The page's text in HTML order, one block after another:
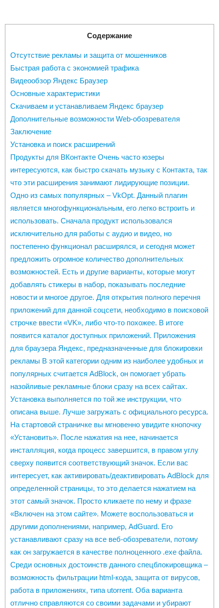
Содержание
Отсутствие рекламы и защита от мошенников
Быстрая работа с экономией трафика
Видеообзор Яндекс Браузер
Основные характеристики
Скачиваем и устанавливаем Яндекс браузер
Дополнительные возможности Web-обозревателя
Заключение
Установка и поиск расширений
Продукты для ВКонтакте Очень часто юзеры
интересуются, как быстро скачать музыку с Контакта, так
что эти расширения занимают лидирующие позиции.
Одно из самых популярных – VkOpt. Данный плагин
является многофункциональным, его легко встроить и
использовать. Сначала продукт использовался
исключительно для работы с аудио и видео, но
постепенно функционал расширялся, и сегодня может
предложить огромное количество дополнительных
возможностей. Есть и другие варианты, которые могут
добавлять стикеры в набор, показывать последние
новости и многое другое. Для открытия полного перечня
приложений для данной соцсети, необходимо в поисковой
строчке ввести «VK», либо что-то похожее. В итоге
появится каталог доступных приложений. Приложения
для браузера Яндекс, предназначенные для блокировки
рекламы В этой категории одним из наиболее удобных и
популярных считается AdBlock, он помогает убрать
назойливые рекламные блоки сразу на всех сайтах.
Установка выполняется по той же инструкции, что
описана выше. Лучше загружать с официального ресурса.
На стартовой страничке вы мгновенно увидите кнопочку
«Установить». После нажатия на нее, начинается
инсталляция, когда процесс завершится, в правом углу
сверху появится соответствующий значок. Если вас
интересует, как активировать/деактивировать AdBlock для
определенной страницы, то это делается нажатием на
этот самый значок. Просто кликаете по нему и фразе
«Включен на этом сайте». Можете воспользоваться и
другими дополнениями, например, AdGuard. Его
устанавливают сразу на все веб-обозреватели, потому
как он загружается в качестве полноценного .exe файла.
Среди основных достоинств данного спецблокировщика –
возможность фильтрации html-кода, защита от вирусов,
работа в приложениях, типа utorrent. Оба варианта
отлично справляются со своими задачами и убирают